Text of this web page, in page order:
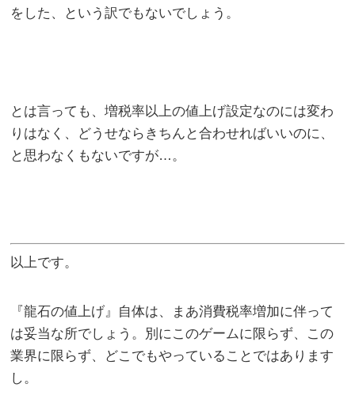
をした、という訳でもないでしょう。
とは言っても、増税率以上の値上げ設定なのには変わ
りはなく、どうせならきちんと合わせればいいのに、
と思わなくもないですが…。
以上です。
『龍石の値上げ』自体は、まあ消費税率増加に伴って
は妥当な所でしょう。別にこのゲームに限らず、この
業界に限らず、どこでもやっていることではあります
し。